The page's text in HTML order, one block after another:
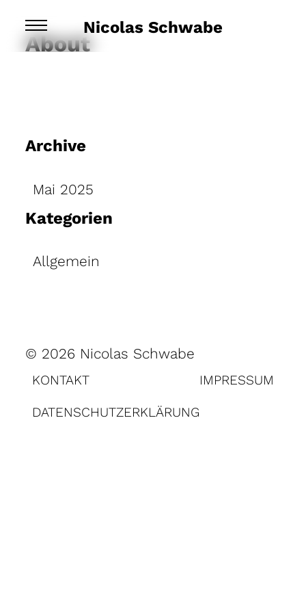
Nicolas Schwabe
About
Archive
Mai 2025
Kategorien
Allgemein
© 2026 Nicolas Schwabe
KONTAKT IMPRESSUM
DATENSCHUTZERKLÄRUNG